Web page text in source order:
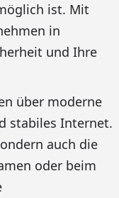
ist. Mit
in
und Ihre
über moderne
stabiles Internet.
auch die
oder beim